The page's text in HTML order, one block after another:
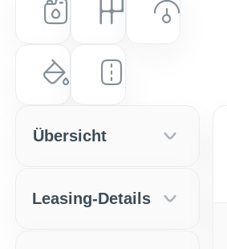
Kraftstoff
Benzin Automatik
Leistung (PS)
146 PS (107 kW)
Farbe
Schwarz
Laufleistung
0 km
Übersicht
Leasing-Details